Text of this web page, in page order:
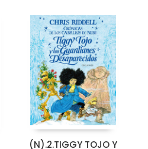
(N).2.TIGGY TOJO Y